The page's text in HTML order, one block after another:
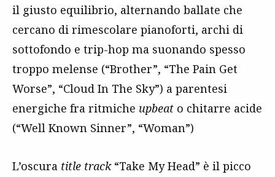
il giusto equilibrio, alternando ballate che
cercano di rimescolare pianoforti, archi di
sottofondo e trip-hop ma suonando spesso
troppo melense (“Brother”, “The Pain Get
Worse”, “Cloud In The Sky”) a parentesi
energiche fra ritmiche upbeat o chitarre acide
(“Well Known Sinner”, “Woman”)
L’oscura title track“Take My Head” è il picco